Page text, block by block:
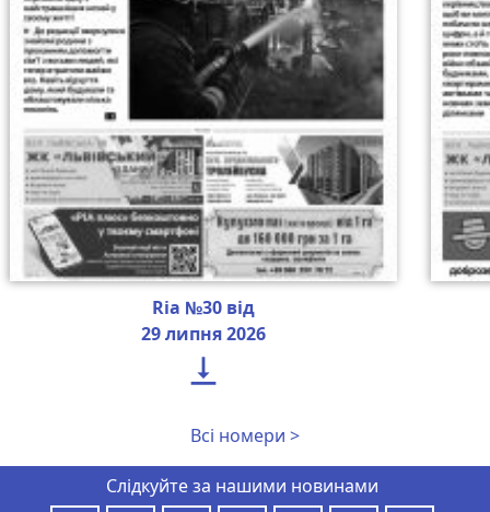
Ria №30 від
29 липня 2026

Всі номери >
Слідкуйте за нашими новинами